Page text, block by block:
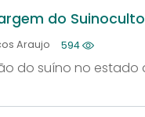
do
Araujo 594
do suíno no estado